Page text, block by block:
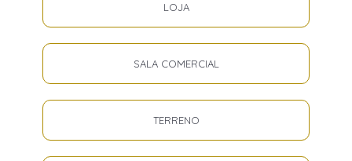
LOJA
SALA COMERCIAL
TERRENO